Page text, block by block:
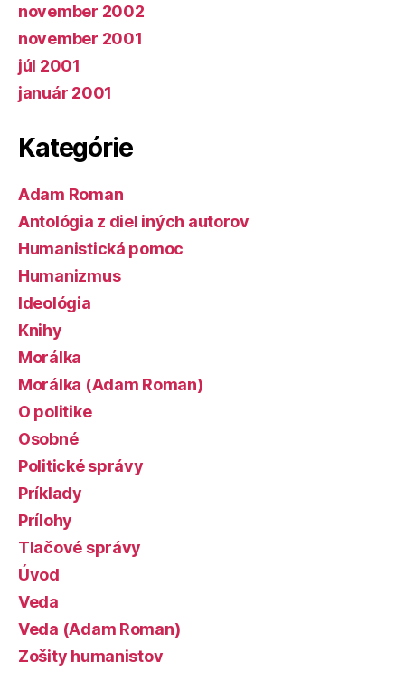
november 2002
november 2001
júl 2001
január 2001
Kategórie
Adam Roman
Antológia z diel iných autorov
Humanistická pomoc
Humanizmus
Ideológia
Knihy
Morálka
Morálka (Adam Roman)
O politike
Osobné
Politické správy
Príklady
Prílohy
Tlačové správy
Úvod
Veda
Veda (Adam Roman)
Zošity humanistov